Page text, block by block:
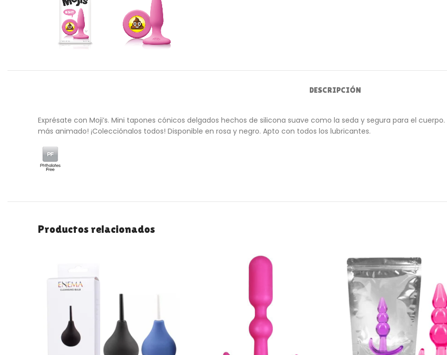
DESCRIPCIÓN
Exprésate con Moji’s. Mini tapones cónicos delgados hechos de silicona suave como la seda y segura para el
más animado! ¡Colecciónalos todos! Disponible en rosa y negro. Apto con todos los lubricantes.
Productos relacionados